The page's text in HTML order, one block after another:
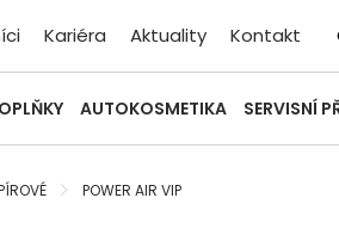
Kariéra Aktuality Kontakt
AUTOKOSMETIKA SERVISNÍ
POWER AIR VIP